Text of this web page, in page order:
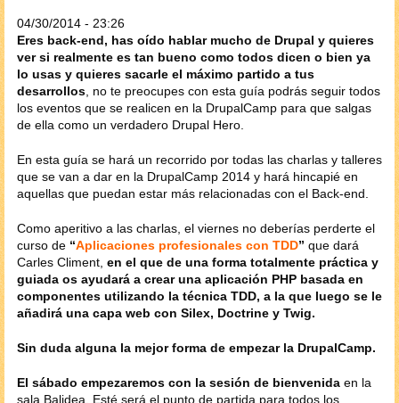
04/30/2014 - 23:26
Eres back-end, has oído hablar mucho de Drupal y quieres
ver si realmente es tan bueno como todos dicen o bien ya
lo usas y quieres sacarle el máximo partido a tus
desarrollos , no te preocupes con esta guía podrás seguir todos
los eventos que se realicen en la DrupalCamp para que salgas
de ella como un verdadero Drupal Hero.
En esta guía se hará un recorrido por todas las charlas y talleres
que se van a dar en la DrupalCamp 2014 y hará hincapié en
aquellas que puedan estar más relacionadas con el Back-end.
Como aperitivo a las charlas, el viernes no deberías perderte el
curso de “Aplicaciones profesionales con TDD” que dará
Carles Climent, en el que de una forma totalmente práctica y
guiada os ayudará a crear una aplicación PHP basada en
componentes utilizando la técnica TDD, a la que luego se le
añadirá una capa web con Silex, Doctrine y Twig.
Sin duda alguna la mejor forma de empezar la DrupalCamp.
El sábado empezaremos con la sesión de bienvenida en la
sala Balidea. Esté será el punto de partida para todos los